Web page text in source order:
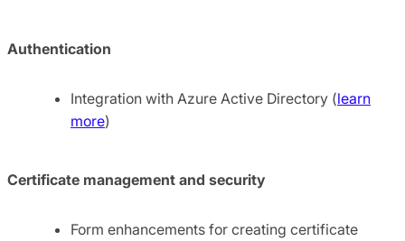
Authentication
Integration with Azure Active Directory (learn
more)
Certificate management and security
Form enhancements for creating certificate